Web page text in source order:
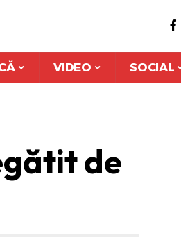
VIDEO SOCIAL
de